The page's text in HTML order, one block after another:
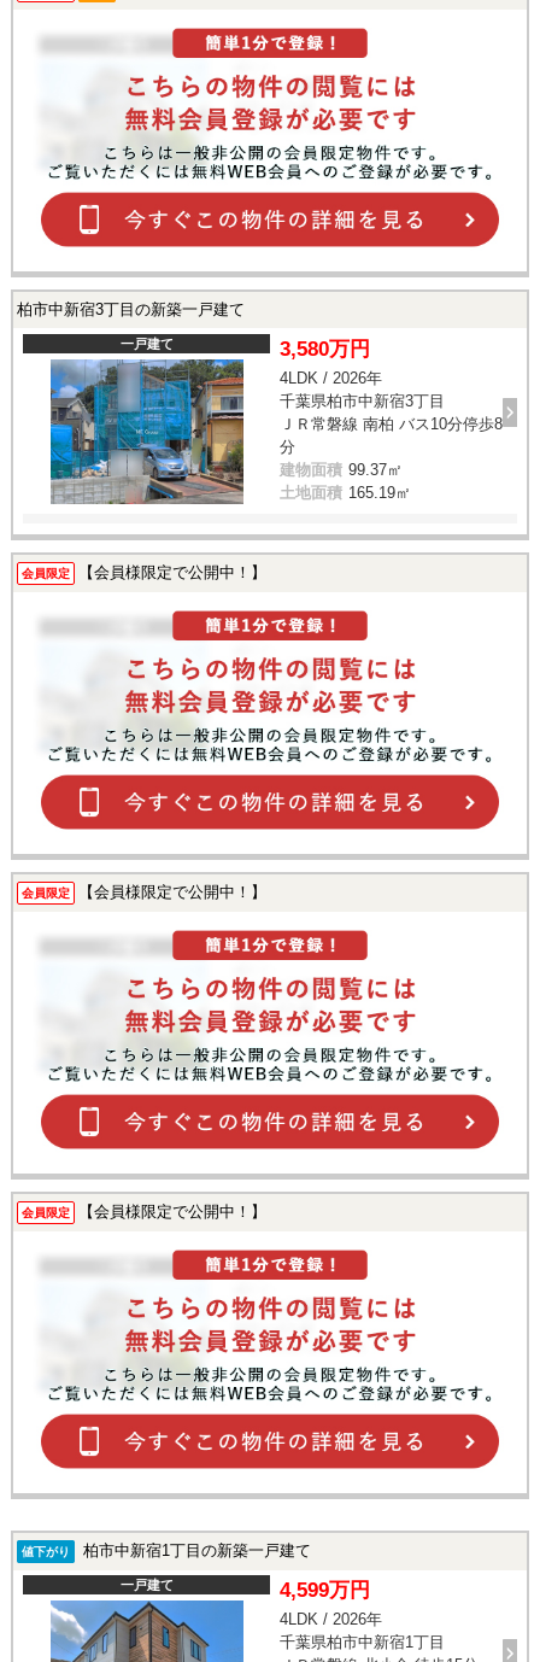
柏市中新宿3丁目の新築一戸建て
一戸建て 3,580万円
4LDK / 2026年
千葉県柏市中新宿3丁目
ＪＲ常磐線 南柏 バス10分停歩8
分
建物面積 99.37㎡
土地面積 165.19㎡
会員限定 【会員様限定で公開中！】
会員限定 【会員様限定で公開中！】
会員限定 【会員様限定で公開中！】
値下がり 柏市中新宿1丁目の新築一戸建て
一戸建て 4,599万円
4LDK / 2026年
千葉県柏市中新宿1丁目